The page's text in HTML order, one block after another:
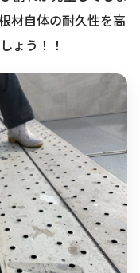
材自体の耐久性を高
ょう！！